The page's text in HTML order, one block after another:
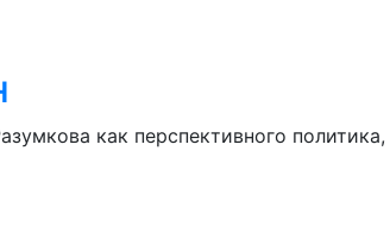
как перспективного политика,